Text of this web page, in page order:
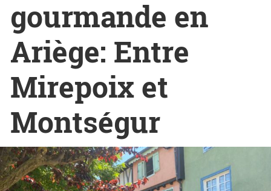
gourmande en
Ariège: Entre
Mirepoix et
Montségur